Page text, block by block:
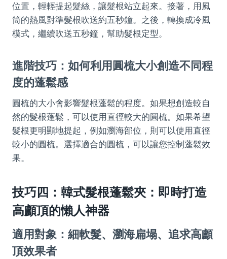
位置，輕輕提起髮絲，讓髮根站立起來。接著，用風
筒的熱風對準髮根吹送約五秒鐘。之後，轉換成冷風
模式，繼續吹送五秒鐘，幫助髮根定型。
進階技巧：如何利用圓梳大小創造不同程
度的蓬鬆感
圓梳的大小會影響髮根蓬鬆的程度。如果想創造較自
然的髮根蓬鬆，可以使用直徑較大的圓梳。如果希望
髮根更明顯地提起，例如瀏海部位，則可以使用直徑
較小的圓梳。選擇適合的圓梳，可以讓您控制蓬鬆效
果。
技巧四：韓式髮根蓬鬆夾：即時打造
高顱頂的懶人神器
適用對象：細軟髮、瀏海扁塌、追求高顱
頂效果者